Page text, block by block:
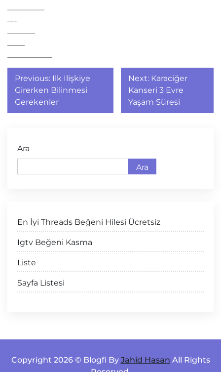
—————-
—-
————
——–
——————–
Yazı
gezinmesi
Previous: Ilk Ilişkiye
Girerken Bilinmesi
Gerekenler
Next: Karaciğer
Kanseri 3 Evre
Yaşam Süresi
Ara
Ara
En İyi Threads Beğeni Hilesi Ücretsiz
Igtv Beğeni Kasma
Liste
Sayfa Listesi
Copyright 2026 © Blogfi By Jahid Hasan All Rights